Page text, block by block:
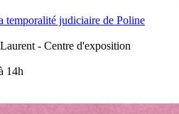
temporalité judiciaire de Poline
- Centre d'exposition
14h